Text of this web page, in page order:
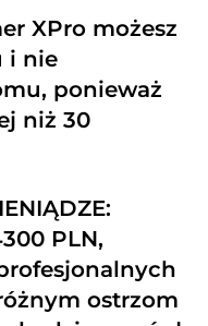
XPro możesz
i nie
ponieważ
niż 30
PLN,
ostrzom